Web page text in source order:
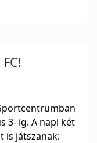
3- ig. A napi két
is játszanak: